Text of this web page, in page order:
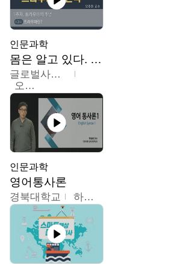
인문과학
몸은 알고 있다. 트라우마의 흔적
글로벌사이버대학교
오주원
인문과학
영어통사론
경북대학교 하승완